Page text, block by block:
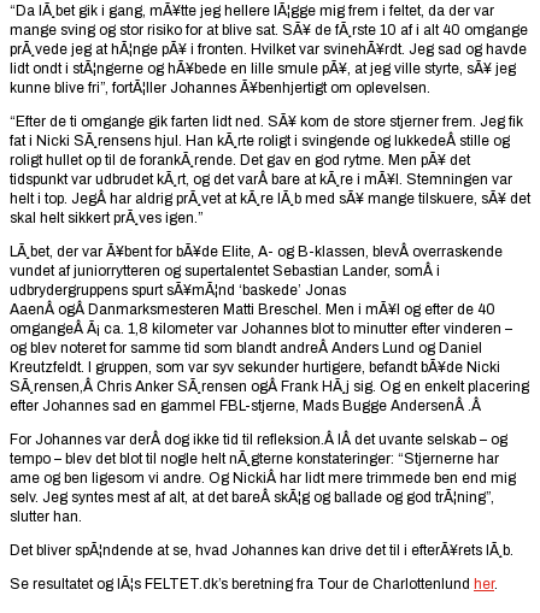
“Da lÃ¸bet gik i gang, mÃ¥tte jeg hellere lÃ¦gge mig frem i feltet, da der var
mange sving og stor risiko for at blive sat. SÃ¥ de fÃ¸rste 10 af i alt 40 omgange
prÃ¸vede jeg at hÃ¦nge pÃ¥ i fronten. Hvilket var svinehÃ¥rdt. Jeg sad og havde
lidt ondt i stÃ¦ngerne og hÃ¥bede en lille smule pÃ¥, at jeg ville styrte, sÃ¥ jeg
kunne blive fri”, fortÃ¦ller Johannes Ã¥benhjertigt om oplevelsen.
“Efter de ti omgange gik farten lidt ned. SÃ¥ kom de store stjerner frem. Jeg fik
fat i Nicki SÃ¸rensens hjul. Han kÃ¸rte roligt i svingende og lukkedeÂ stille og
roligt hullet op til de forankÃ¸rende. Det gav en god rytme. Men pÃ¥ det
tidspunkt var udbrudet kÃ¸rt, og det varÂ bare at kÃ¸re i mÃ¥l. Stemningen var
helt i top. JegÂ har aldrig prÃ¸vet at kÃ¸re lÃ¸b med sÃ¥ mange tilskuere, sÃ¥ det
skal helt sikkert prÃ¸ves igen.”
LÃ¸bet, der var Ã¥bent for bÃ¥de Elite, A- og B-klassen, blevÂ overraskende
vundet af juniorrytteren og supertalentet Sebastian Lander, somÂ i
udbrydergruppens spurt sÃ¥mÃ¦nd ‘baskede’ Jonas
AaenÂ ogÂ Danmarksmesteren Matti Breschel. Men i mÃ¥l og efter de 40
omgangeÂ Ã¡ ca. 1,8 kilometer var Johannes blot to minutter efter vinderen –
og blev noteret for samme tid som blandt andreÂ Anders Lund og Daniel
Kreutzfeldt. I gruppen, som var syv sekunder hurtigere, befandt bÃ¥de Nicki
SÃ¸rensen,Â Chris Anker SÃ¸rensen ogÂ Frank HÃ¸j sig. Og en enkelt placering
efter Johannes sad en gammel FBL-stjerne, Mads Bugge AndersenÂ .Â
For Johannes var derÂ dog ikke tid til refleksion.Â IÂ det uvante selskab – og
tempo – blev det blot til nogle helt nÃ¸gterne konstateringer: “Stjernerne har
ame og ben ligesom vi andre. Og NickiÂ har lidt mere trimmede ben end mig
selv. Jeg syntes mest af alt, at det bareÂ skÃ¦g og ballade og god trÃ¦ning”,
slutter han.
Det bliver spÃ¦ndende at se, hvad Johannes kan drive det til i efterÃ¥rets lÃ¸b.
Se resultatet og lÃ¦s FELTET.dk’s beretning fra Tour de Charlottenlund her.